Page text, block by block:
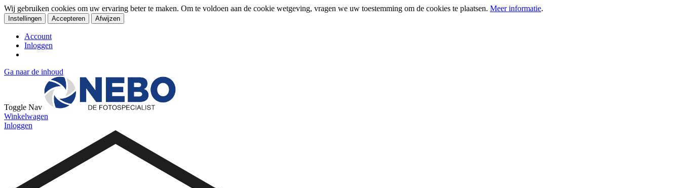
Wij gebruiken cookies om uw ervaring beter te maken. Om te voldoen aan de cookie wetgeving, vragen we uw toestemming om de cookies te plaatsen. Meer informatie.
Instellingen Accepteren Afwijzen
Account
Inloggen
Ga naar de inhoud
Toggle Nav
Winkelwagen
Inloggen